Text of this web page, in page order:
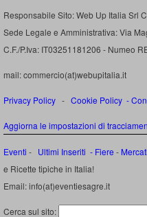
Responsabile Sito: Web Up Italia Srl
Sede Legale e Amministrativa: Via
C.F./P.Iva: IT03251181206 - Numeo
mail: commercio(at)webupitalia.it
Privacy Policy - Cookie Policy -
Aggiorna le impostazioni di
Eventi - Ultimi Inseriti - Fiere -
e Ricette tipiche in Italia!
Email: info(at)eventiesagre.it
Cerca sul sito: